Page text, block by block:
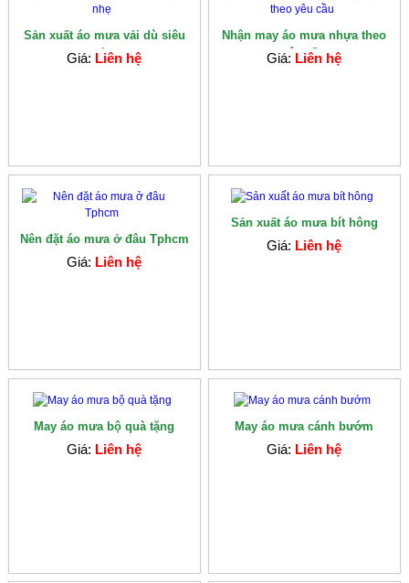
Sản xuất áo mưa vải dù siêu
nhẹ
Giá: Liên hệ
Nhận may áo mưa nhựa theo
yêu cầu
Giá: Liên hệ
Nên đặt áo mưa ở đâu Tphcm
Giá: Liên hệ
Sản xuất áo mưa bít hông
Giá: Liên hệ
May áo mưa bộ quà tặng
Giá: Liên hệ
May áo mưa cánh bướm
Giá: Liên hệ